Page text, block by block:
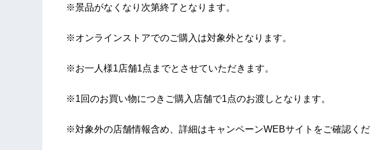
※景品がなくなり次第終了となります。
※オンラインストアでのご購入は対象外となります。
※お一人様1店舗1点までとさせていただきます。
※1回のお買い物につきご購入店舗で1点のお渡しとなります。
※対象外の店舗情報含め、詳細はキャンペーンWEBサイトをご確認くだ